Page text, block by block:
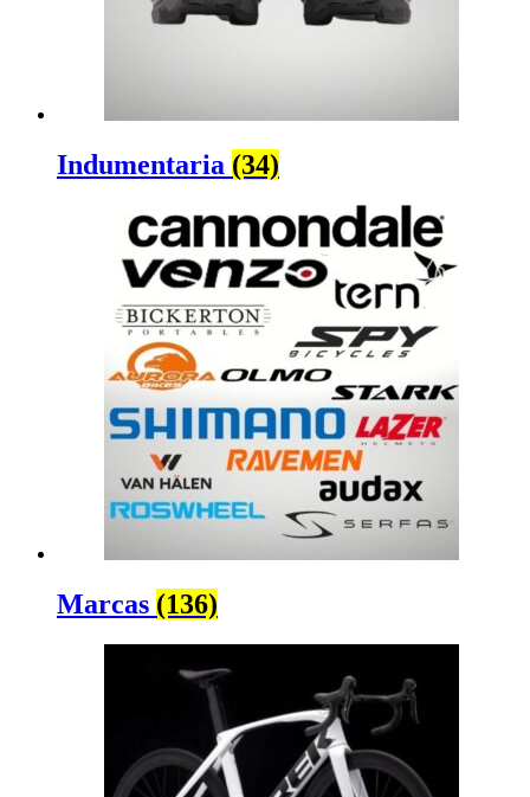
Indumentaria (34)
Marcas (136)